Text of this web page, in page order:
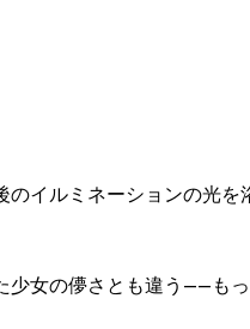
イルミネーションの光を
女の儚さとも違う——も